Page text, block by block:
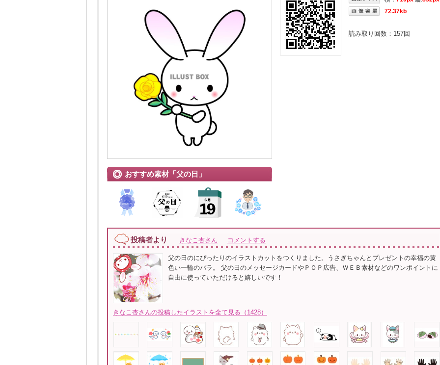
おすすめ素材「父の日」
72.37kb
読み取り回数： 157回
投稿者より きなこ杏さん コメントする
父の日のにぴったりのイラストカットをつくりました。うさぎちゃんとプレゼントの幸福の黄
色い一輪のバラ。 父の日のメッセージカードやＰＯＰ広告、ＷＥＢ素材などのワンポイントに
自由に使っていただけると嬉しいです！
きなこ杏さんの投稿したイラストを全て見る（1428）